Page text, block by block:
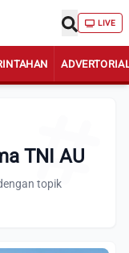
LIVE
TNI AU
topik